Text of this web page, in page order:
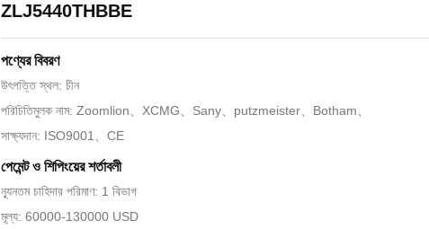
ZLJ5440THBBE
পণ্যের বিবরণ
উৎপত্তি স্থল: চীন
পরিচিতিমুলক নাম: Zoomlion、XCMG、Sany、putzmeister、Botham、
সাক্ষ্যদান: ISO9001、CE
পেমেন্ট ও শিপিংয়ের শর্তাবলী
ন্যূনতম চাহিদার পরিমাণ: 1 বিভাগ
মূল্য: 60000-130000 USD